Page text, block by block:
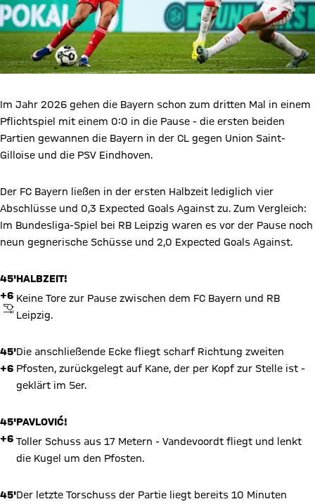
Im Jahr 2026 gehen die Bayern schon zum dritten Mal in einem
Pflichtspiel mit einem 0:0 in die Pause - die ersten beiden
Partien gewannen die Bayern in der CL gegen Union Saint-
Gilloise und die PSV Eindhoven.
Der FC Bayern ließen in der ersten Halbzeit lediglich vier
Abschlüsse und 0,3 Expected Goals Against zu. Zum Vergleich:
Im Bundesliga-Spiel bei RB Leipzig waren es vor der Pause noch
neun gegnerische Schüsse und 2,0 Expected Goals Against.
45'
+6
ABPFIFF
HALBZEIT!
Keine Tore zur Pause zwischen dem FC Bayern und RB
Leipzig.
45'
+6
Die anschließende Ecke fliegt scharf Richtung zweiten
Pfosten, zurückgelegt auf Kane, der per Kopf zur Stelle ist -
geklärt im 5er.
45'
+6
PAVLOVIĆ!
Toller Schuss aus 17 Metern - Vandevoordt fliegt und lenkt
die Kugel um den Pfosten.
45'Der letzte Torschuss der Partie liegt bereits 10 Minuten